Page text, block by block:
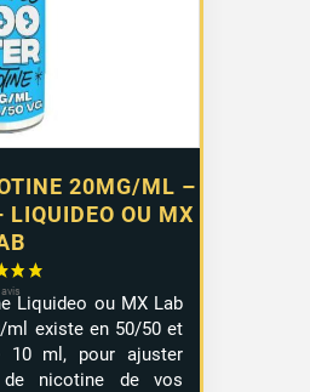
20MG/ML –
OU MX
à
7,99 €
Liquideo ou MX Lab
ml existe en 50/50 et
10 ml, pour ajuster
nicotine de vos